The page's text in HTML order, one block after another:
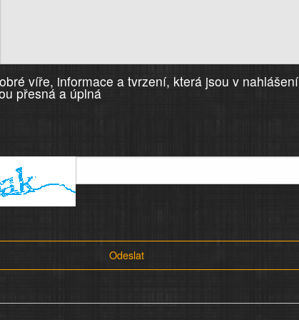
víře, informace a tvrzení, která jsou v nahlášení
přesná a úplná
Odeslat